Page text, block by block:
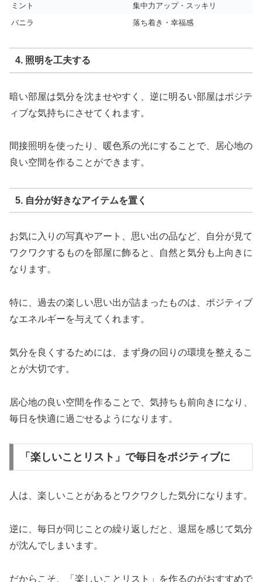
ミント
集中力アップ・スッキリ
バニラ
落ち着き・幸福感
4. 照明を工夫する
暗い部屋は気分を沈ませやすく、逆に明るい部屋はポジテ
ィブな気持ちにさせてくれます。
間接照明を使ったり、暖色系の光にすることで、居心地の
良い空間を作ることができます。
5. 自分が好きなアイテムを置く
お気に入りの写真やアート、思い出の品など、自分が見て
ワクワクするものを部屋に飾ると、自然と気分も上向きに
なります。
特に、過去の楽しい思い出が詰まったものは、ポジティブ
なエネルギーを与えてくれます。
気分を良くするためには、まず身の回りの環境を整えるこ
とが大切です。
居心地の良い空間を作ることで、気持ちも前向きになり、
毎日を快適に過ごせるようになります。
「楽しいことリスト」で毎日をポジティブに
人は、楽しいことがあるとワクワクした気分になります。
逆に、毎日が同じことの繰り返しだと、退屈を感じて気分
が沈んでしまいます。
だからこそ、「楽しいことリスト」を作るのがおすすめで